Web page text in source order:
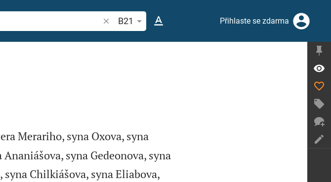
Vyhledat biblický verš nebo slovo
B21 Přihlaste se zdarma
Merariho, syna Oxova, syna
syna Gedeonova, syna
Chilkiášova, syna Eliabova,